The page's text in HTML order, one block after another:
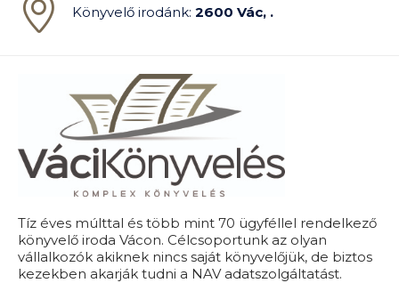
Könyvelő irodánk: 2600 Vác, .
Tíz éves múlttal és több mint 70 ügyféllel rendelkező
könyvelő iroda Vácon. Célcsoportunk az olyan
vállalkozók akiknek nincs saját könyvelőjük, de biztos
kezekben akarják tudni a NAV adatszolgáltatást.